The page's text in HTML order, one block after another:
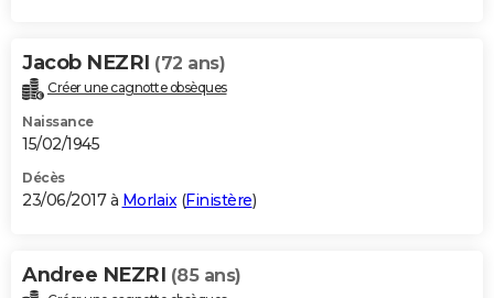
Jacob NEZRI (72 ans)
Créer une cagnotte obsèques
Naissance
15/02/1945
Décès
23/06/2017 à Morlaix(Finistère)
Andree NEZRI (85 ans)